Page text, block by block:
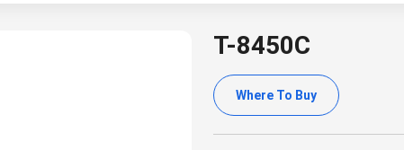
T-8450C
Where To Buy